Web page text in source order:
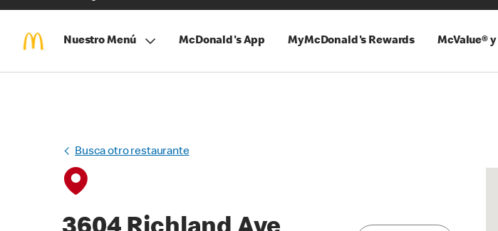
Nuestro Menú McDonald's App MyMcDonald's Rewards McValue®
Busca otro restaurante